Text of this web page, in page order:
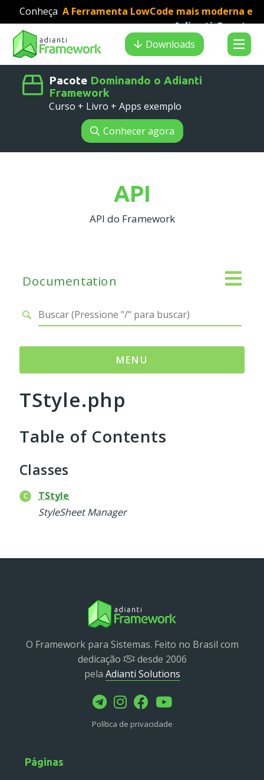
Conheça A Ferramenta LowCode mais moderna e
veloz para desenvolvimento PHP:Adianti Creator
Downloads
Pacote Dominando o Adianti
Framework
Curso + Livro + Apps exemplo
Conhecer agora
API
API do Framework
Documentation
MENU
Namespaces
Adianti
Base
Database
Http
Log
Util
Packages
Application
log
TStyle.php
Table of Contents
Classes
TStyle
StyleSheet Manager
Search results
O Framework para Sistemas. Feito no Brasil com
dedicação
desde 2006
pela Adianti Solutions
Política de privacidade
Páginas